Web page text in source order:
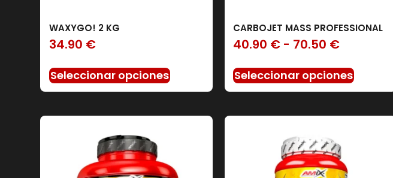
WAXYGO! 2 KG
34.90 €
Seleccionar opciones
CARBOJET MASS PROFESSIONAL
40.90 € - 70.50 €
Seleccionar opciones